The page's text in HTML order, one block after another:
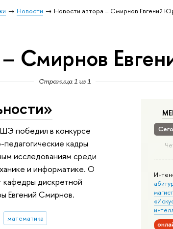
Новости Новости автора – Смирнов Евгений
Смирнов
Страница 1 из 1
победил в конкурсе
кадры
исследованиям среди
и информатике. О
кафедры дискретной
Евгений Смирнов.
математика